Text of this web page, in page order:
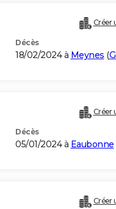
Créer
Décès
18/02/2024 à Meynes (
Créer
Décès
05/01/2024 à Eaubonne
Créer